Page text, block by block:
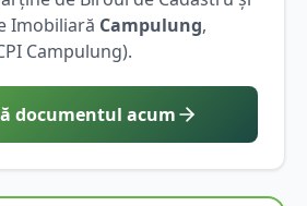
Imobiliară Campulung,
Campulung).
documentul acum